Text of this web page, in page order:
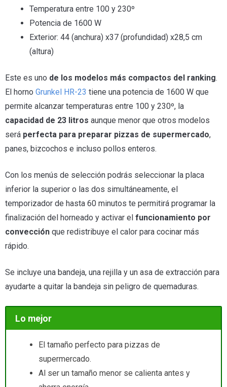
Temperatura entre 100 y 230º
Potencia de 1600 W
Exterior: 44 (anchura) x37 (profundidad) x28,5 cm
(altura)
Este es uno de los modelos más compactos del ranking.
El horno Grunkel HR-23 tiene una potencia de 1600 W que
permite alcanzar temperaturas entre 100 y 230º, la
capacidad de 23 litros aunque menor que otros modelos
será perfecta para preparar pizzas de supermercado,
panes, bizcochos e incluso pollos enteros.
Con los menús de selección podrás seleccionar la placa
inferior la superior o las dos simultáneamente, el
temporizador de hasta 60 minutos te permitirá programar la
finalización del horneado y activar el funcionamiento por
convección que redistribuye el calor para cocinar más
rápido.
Se incluye una bandeja, una rejilla y un asa de extracción para
ayudarte a quitar la bandeja sin peligro de quemaduras.
Lo mejor
El tamaño perfecto para pizzas de
supermercado.
Al ser un tamaño menor se calienta antes y